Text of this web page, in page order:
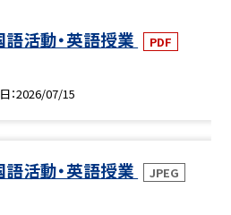
活動・英語授業 PDF
2026/07/15
活動・英語授業 JPEG